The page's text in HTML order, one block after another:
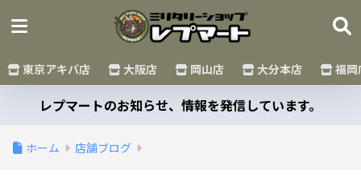
東京アキバ店 大阪店 岡山店 大分本店 福岡
レプマートのお知らせ、情報を発信しています。
ホーム 店舗ブログ